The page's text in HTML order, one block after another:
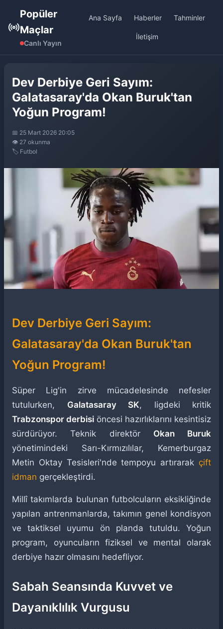
Popüler
Maçlar
Canlı Yayın
Ana Sayfa Haberler Tahminler
İletişim
Dev Derbiye Geri Sayım:
Galatasaray'da Okan Buruk'tan
Yoğun Program!
📅 25 Mart 2026 20:05
👁️ 27 okunma
🏷️ Futbol
Dev Derbiye Geri Sayım:
Galatasaray'da Okan Buruk'tan
Yoğun Program!
Süper Lig'in zirve mücadelesinde nefesler
tutulurken, Galatasaray SK, ligdeki kritik
Trabzonspor derbisi öncesi hazırlıklarını kesintisiz
sürdürüyor. Teknik direktör Okan Buruk
yönetimindeki Sarı-Kırmızılılar, Kemerburgaz
Metin Oktay Tesisleri'nde tempoyu artırarak çift
idman gerçekleştirdi.
Millî takımlarda bulunan futbolcuların eksikliğinde
yapılan antrenmanlarda, takımın genel kondisyon
ve taktiksel uyumu ön planda tutuldu. Yoğun
program, oyuncuların fiziksel ve mental olarak
derbiye hazır olmasını hedefliyor.
Sabah Seansında Kuvvet ve
Dayanıklılık Vurgusu